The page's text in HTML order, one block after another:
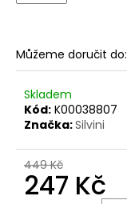
Můžeme doručit do:
Skladem
Kód: K00038807
Značka:Silvini
449 Kč
247 Kč
D
o
p
o